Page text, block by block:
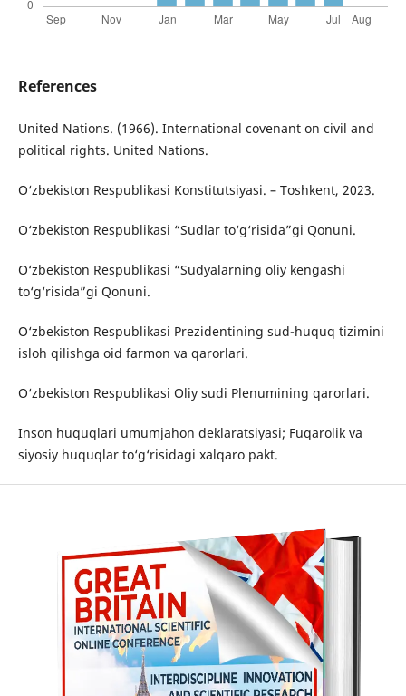
References
United Nations. (1966). International covenant on civil and
political rights. United Nations.
O‘zbekiston Respublikasi Konstitutsiyasi. – Toshkent, 2023.
O‘zbekiston Respublikasi “Sudlar to‘g‘risida”gi Qonuni.
O‘zbekiston Respublikasi “Sudyalarning oliy kengashi
to‘g‘risida”gi Qonuni.
O‘zbekiston Respublikasi Prezidentining sud-huquq tizimini
isloh qilishga oid farmon va qarorlari.
O‘zbekiston Respublikasi Oliy sudi Plenumining qarorlari.
Inson huquqlari umumjahon deklaratsiyasi; Fuqarolik va
siyosiy huquqlar to‘g‘risidagi xalqaro pakt.